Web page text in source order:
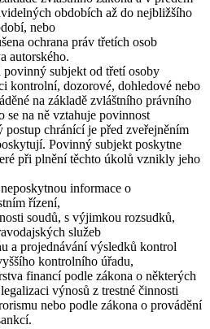
obdobích až do nejbližšího
nebo
ochrana práv třetích osob
autorského.
povinný subjekt od třetí osoby
kontrolní, dozorové, dohledové nebo
na základě zvláštního právního
se na ně vztahuje povinnost
chránící je před zveřejněním
Povinný subjekt poskytne
při plnění těchto úkolů vznikly jeho
informace o
řízení,
soudů, s výjimkou rozsudků,
služeb
a projednávání výsledků kontrol
kontrolního úřadu,
financí podle zákona o některých
výnosů z trestné činnosti
nebo podle zákona o provádění